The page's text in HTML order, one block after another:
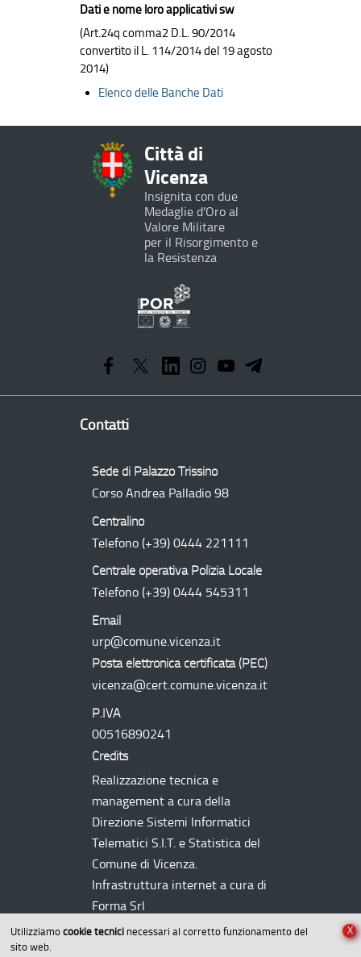
Utilizziamo cookie tecnici necessari al corretto funzionamento del
sito web.
X
Dati e nome loro applicativi sw
(Art.24q comma2 D.L. 90/2014
convertito il L. 114/2014 del 19 agosto
2014)
Elenco delle Banche Dati
Città di
Vicenza
Insignita con due
Medaglie d'Oro al
Valore Militare
per il Risorgimento e
la Resistenza
Operativo
Regionale
Contatti
Sede di Palazzo Trissino
Corso Andrea Palladio 98
Centralino
Telefono (+39) 0444 221111
Centrale operativa Polizia Locale
Telefono (+39) 0444 545311
Email
urp@comune.vicenza.it
Posta elettronica certificata (PEC)
vicenza@cert.comune.vicenza.it
P.IVA
00516890241
Credits
Realizzazione tecnica e
management a cura della
Direzione Sistemi Informatici
Telematici S.I.T. e Statistica del
Comune di Vicenza.
Infrastruttura internet a cura di
Forma Srl